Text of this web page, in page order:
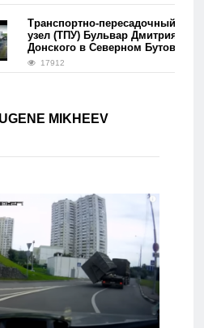
Транспортно-пересадочный
узел (ТПУ) Бульвар Дмитрия
Донского в Северном Бутово
17912
MIKHEEV